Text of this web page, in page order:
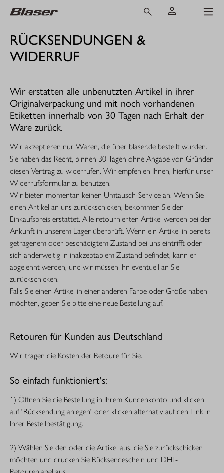
RÜCKSENDUNGEN &
WIDERRUF
Wir erstatten alle unbenutzten Artikel in ihrer
Originalverpackung und mit noch vorhandenen
Etiketten innerhalb von 30 Tagen nach Erhalt der
Ware zurück.
Wir akzeptieren nur Waren, die über blaser.de bestellt wurden.
Sie haben das Recht, binnen 30 Tagen ohne Angabe von Gründen
diesen Vertrag zu widerrufen. Wir empfehlen Ihnen, hierfür unser
Widerrufsformular zu benutzen.
Wir bieten momentan keinen Umtausch-Service an. Wenn Sie
einen Artikel an uns zurückschicken, bekommen Sie den
Einkaufspreis erstattet. Alle retournierten Artikel werden bei der
Ankunft in unserem Lager überprüft. Wenn ein Artikel in bereits
getragenem oder beschädigtem Zustand bei uns eintrifft oder
sich anderweitig in inakzeptablem Zustand befindet, kann er
abgelehnt werden, und wir müssen ihn eventuell an Sie
zurückschicken.
Falls Sie einen Artikel in einer anderen Farbe oder Größe haben
möchten, geben Sie bitte eine neue Bestellung auf.
Retouren für Kunden aus Deutschland
Wir tragen die Kosten der Retoure für Sie.
So einfach funktioniert's:
1) Öffnen Sie die Bestellung in Ihrem Kundenkonto und klicken
auf "Rücksendung anlegen" oder klicken alternativ auf den Link in
Ihrer Bestellbestätigung.
2) Wählen Sie den oder die Artikel aus, die Sie zurückschicken
möchten und drucken Sie Rücksendeschein und DHL-